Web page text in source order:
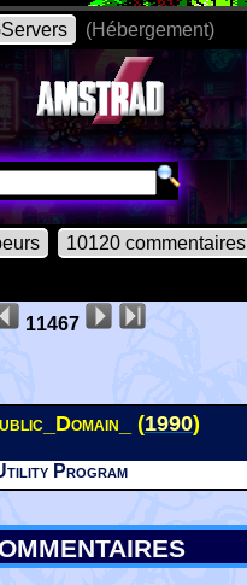
(Hébergement)
10120 commentaires
11467
(1990)
Program